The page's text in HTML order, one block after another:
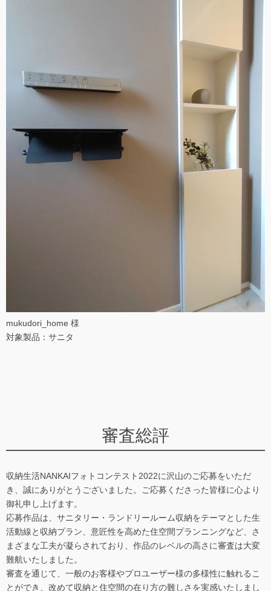
mukudori_home 様
対象製品：サニタ
審査総評
収納生活NANKAIフォトコンテスト2022に沢山のご応募をいただ
き、誠にありがとうございました。ご応募くださった皆様に心より
御礼申し上げます。
応募作品は、サニタリー・ランドリールーム収納をテーマとした生
活動線と収納プラン、意匠性を高めた住空間プランニングなど、さ
まざまな工夫が凝らされており、作品のレベルの高さに審査は大変
難航いたしました。
審査を通じて、一般のお客様やプロユーザー様の多様性に触れるこ
とができ、改めて収納と住空間の在り方の難しさを実感いたしまし